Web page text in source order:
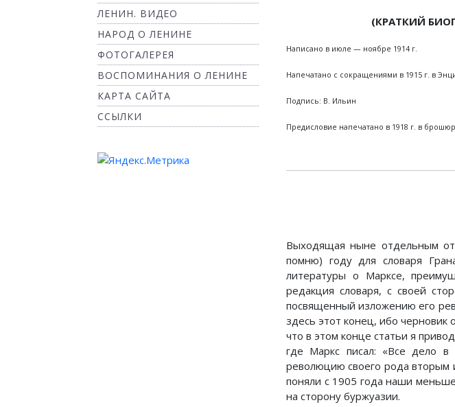
ЛЕНИН. ВИДЕО
НАРОД О ЛЕНИНЕ
ФОТОГАЛЕРЕЯ
ВОСПОМИНАНИЯ О ЛЕНИНЕ
КАРТА САЙТА
ССЫЛКИ
(КРАТКИЙ
Написано в июле — ноябре 1914 г.
Напечатано с сокращениями в 1915 г. в
Подпись: В. Ильин
Предисловие напечатано в 1918 г. в
Выходящая ныне отдельным
помню) году для словаря
литературы о Марксе,
редакция словаря, с своей
посвященный изложению его
здесь этот конец, ибо черновик
что в этом конце статьи я
где Маркс писал: «Все дело в
революцию своего рода вторым
поняли с 1905 года наши
на сторону буржуазии.